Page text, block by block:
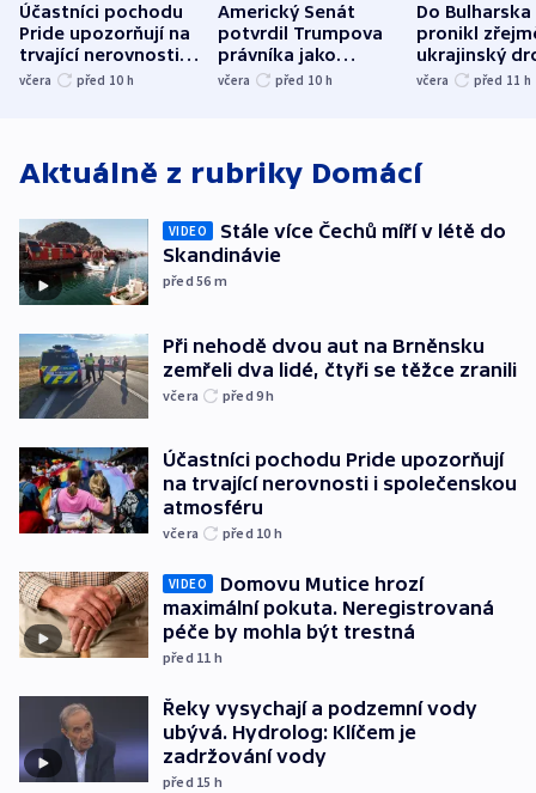
Účastníci pochodu
Pride upozorňují na
trvající nerovnosti i
společenskou
včera před 10 h
Americký Senát
potvrdil Trumpova
právníka jako
ministra
včera před 10 h
Do Bulharska
pronikl
ukrajinský
explodoval
včera před 11 h
Aktuálně z rubriky Domácí
VIDEO
Stále více Čechů míří v létě do
Skandinávie
před 56 m
Při nehodě dvou aut na Brněnsku
zemřeli dva lidé, čtyři se těžce zranili
včera před 9h
Účastníci pochodu Pride upozorňují
na trvající nerovnosti i společenskou
atmosféru
včera před 10 h
VIDEO
Domovu Mutice hrozí
maximální pokuta. Neregistrovaná
péče by mohla být trestná
před 11 h
Řeky vysychají a podzemní vody
ubývá. Hydrolog: Klíčem je
zadržování vody
před 15 h